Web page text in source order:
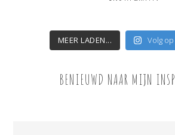
MEER LADEN... Volg
BENIEUWD NAAR MIJN